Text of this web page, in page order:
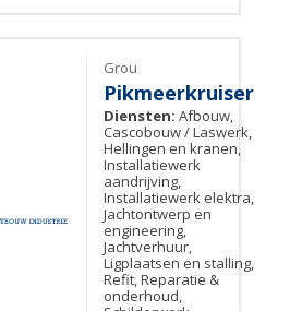
Grou
Pikmeerkruiser
Diensten: Afbouw,
Cascobouw / Laswerk,
Hellingen en kranen,
Installatiewerk
aandrijving,
Installatiewerk elektra,
Jachtontwerp en
engineering,
Jachtverhuur,
Ligplaatsen en stalling,
Refit, Reparatie &
onderhoud,